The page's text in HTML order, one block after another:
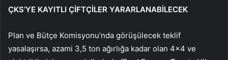
ÇKS’YE KAYITLI ÇİFTÇİLER YARARLANABİLECEK
Plan ve Bütçe Komisyonu’nda görüşülecek teklif
yasalaşırsa, azami 3,5 ton ağırlığa kadar olan 4×4 ve